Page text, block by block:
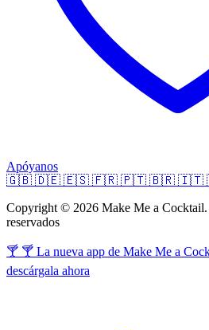
Apóyanos
🇬🇧 🇩🇪 🇪🇸 🇫🇷 🇵🇹 🇧🇷 🇮🇹
Copyright © 2026 Make Me a Cocktail.
reservados
🍸 🍸 La nueva app de Make Me a
descárgala ahora